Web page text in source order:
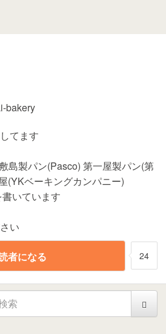
bakery
てます
島製パン(Pasco) 第一屋製パン(第
(YKベーキングカンパニー)
いています
い
者になる 24